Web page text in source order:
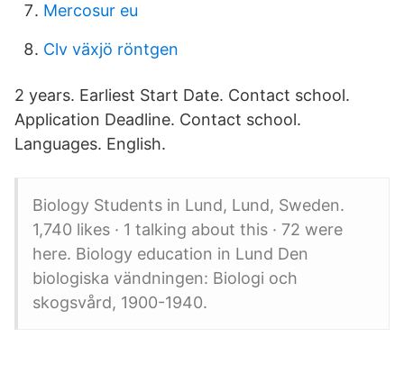
Mercosur eu
Clv växjö röntgen
2 years. Earliest Start Date. Contact school.
Application Deadline. Contact school.
Languages. English.
Biology Students in Lund, Lund, Sweden.
1,740 likes · 1 talking about this · 72 were
here. Biology education in Lund Den
biologiska vändningen: Biologi och
skogsvård, 1900-1940.